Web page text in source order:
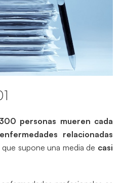
personas mueren cada
relacionadas
que supone una media de casi